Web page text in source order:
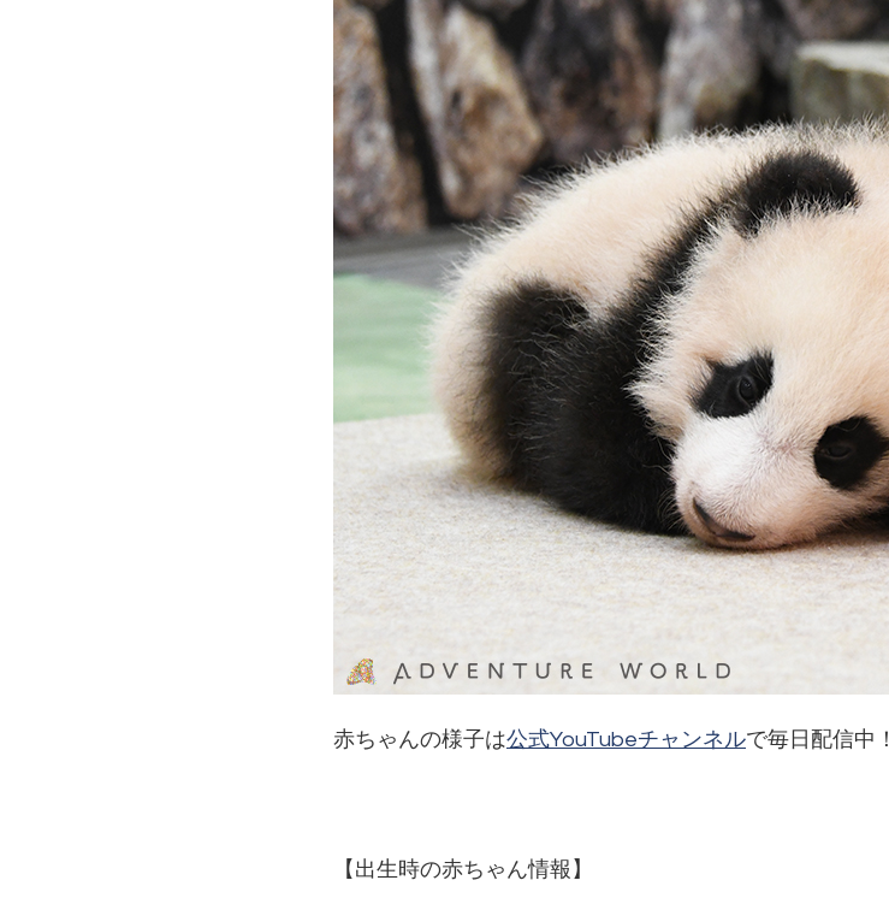
赤ちゃんの様子は公式YouTubeチャンネルで毎日配信中！
【出生時の赤ちゃん情報】